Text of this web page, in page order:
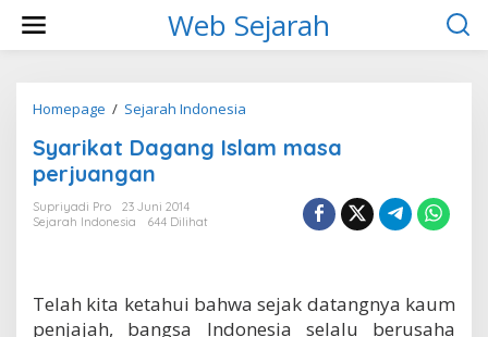
w
Web Sejarah
Homepage / Sejarah Indonesia
a
g
a
Syarikat Dagang Islam masa
perjuangan
Supriyadi Pro
23 Juni 2014
Sejarah Indonesia
644 Dilihat
Telah kita ketahui bahwa sejak datangnya kaum
penjajah, bangsa Indonesia selalu berusaha